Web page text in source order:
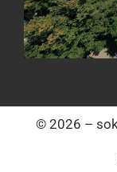
© 2026 –